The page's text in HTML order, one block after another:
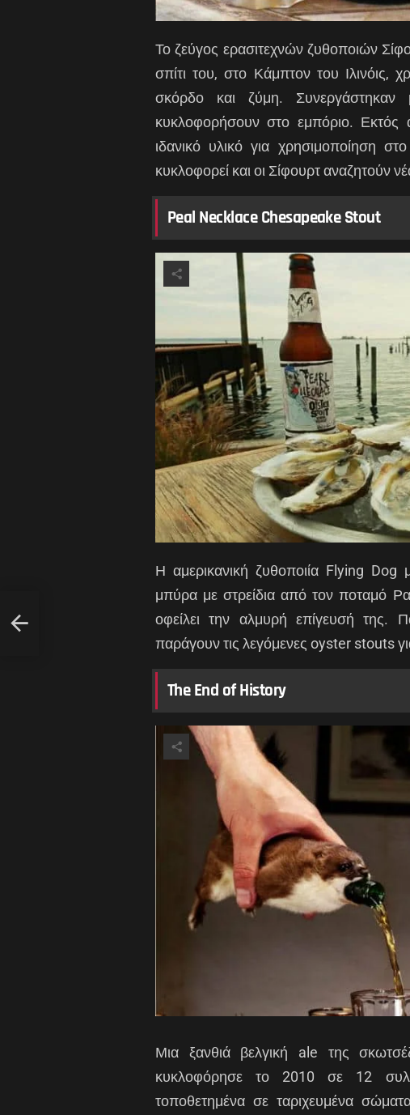
Το ζεύγος ερασιτεχνών ζυθοποιών
σπίτι του, στο Κάμπτον του Ιλινόις,
σκόρδο και ζύμη.
κυκλοφορήσουν στο εμπόριο.
ιδανικό υλικό για χρησιμοποίηση
κυκλοφορεί και οι Σίφουρτ αναζητούν
Peal Necklace Chesapeake Stout
Η αμερικανική ζυθοποιία Flying
μπύρα με στρείδια από τον ποταμό
οφείλει την αλμυρή επίγευσή της.
παράγουν τις λεγόμενες oyster stouts
The End of History
Μια ξανθιά βελγική ale της
κυκλοφόρησε το 2010 σε 12
τοποθετημένα σε ταριχευμένα